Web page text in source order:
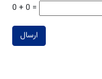
0 + 0 =
ارسال